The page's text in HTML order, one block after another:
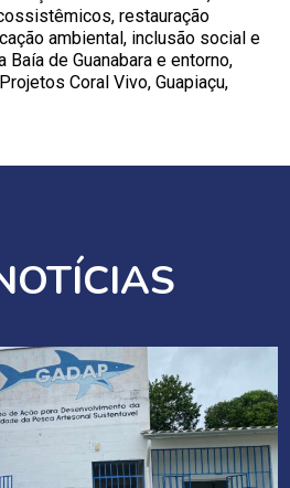
restauração
ambiental, inclusão social e
Baía de Guanabara e entorno,
Coral Vivo, Guapiaçu,